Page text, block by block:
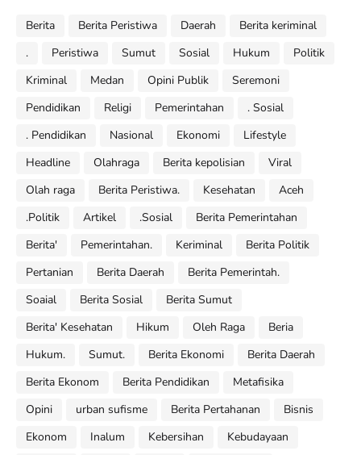
Berita Berita Peristiwa Daerah
Berita keriminal
.
Peristiwa Sumut Sosial Hukum
Politik
Kriminal
Medan Opini Publik
Seremoni
Pendidikan
Religi Pemerintahan
. Sosial
. Pendidikan
Nasional Ekonomi
Lifestyle
Headline
Olahraga Berita kepolisian
Viral
Olah raga
Berita Peristiwa. Kesehatan
Aceh
.Politik
Artikel .Sosial
Berita Pemerintahan
Berita'
Pemerintahan. Keriminal
Berita Politik
Pertanian
Berita Daerah
Berita Pemerintah.
Soaial
Berita Sosial
Berita Sumut
Berita' Kesehatan
Hikum Oleh Raga
Beria
Hukum.
Sumut. Berita Ekonomi
Berita Daerah
Berita Ekonom
Berita Pendidikan
Metafisika
Opini
urban sufisme Berita Pertahanan
Bisnis
Ekonom
Inalum Kebersihan
Kebudayaan